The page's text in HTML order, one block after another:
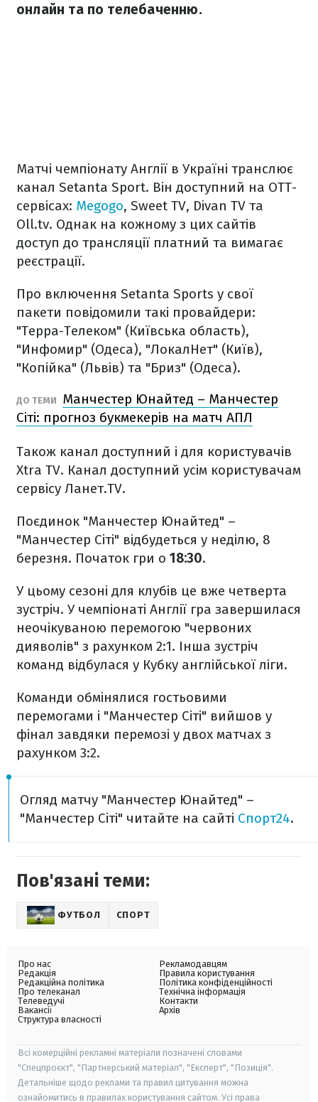
онлайн та по телебаченню.
Матчі чемпіонату Англії в Україні транслює
канал Setanta Sport. Він доступний на ОТТ-
сервісах: Megogo, Sweet TV, Divan TV та
Oll.tv. Однак на кожному з цих сайтів
доступ до трансляції платний та вимагає
реєстрації.
Про включення Setanta Sports у свої
пакети повідомили такі провайдери:
"Терра-Телеком" (Київська область),
"Инфомир" (Одеса), "ЛокалНет" (Київ),
"Копійка" (Львів) та "Бриз" (Одеса).
ДО ТЕМИ
Манчестер Юнайтед – Манчестер
Сіті: прогноз букмекерів на матч АПЛ
Також канал доступний і для користувачів
Xtra TV. Канал доступний усім користувачам
сервісу Ланет.TV.
Поєдинок "Манчестер Юнайтед" –
"Манчестер Сіті" відбудеться у неділю, 8
березня. Початок гри о 18:30.
У цьому сезоні для клубів це вже четверта
зустріч. У чемпіонаті Англії гра завершилася
неочікуваною перемогою "червоних
дияволів" з рахунком 2:1. Інша зустріч
команд відбулася у Кубку англійської ліги.
Команди обмінялися гостьовими
перемогами і "Манчестер Сіті" вийшов у
фінал завдяки перемозі у двох матчах з
рахунком 3:2.
Огляд матчу "Манчестер Юнайтед" –
"Манчестер Сіті" читайте на сайті Спорт24.
Пов'язані теми:
ФУТБОЛ СПОРТ
Про нас
Редакція
Редакційна політика
Про телеканал
Телеведучі
Вакансії
Структура власності
Рекламодавцям
Правила користування
Політика конфіденційності
Технічна інформація
Контакти
Архів
Всі комерційні рекламні матеріали позначені словами
"Спецпроєкт", "Партнерський матеріал", "Експерт", "Позиція".
Детальніше щодо реклами та правил цитування можна
ознайомитись в правилах користування сайтом. Усі права